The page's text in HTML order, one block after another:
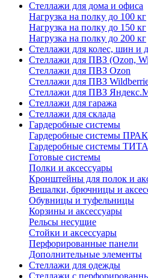
Стеллажи для дома и офиса
Нагрузка на полку до 100 кг
Нагрузка на полку до 150 кг
Нагрузка на полку до 200 кг
Стеллажи для колес, шин и
Стеллажи для ПВЗ (Ozon,
Стеллажи для ПВЗ Ozon
Стеллажи для ПВЗ
Стеллажи для ПВЗ
Стеллажи для гаража
Стеллажи для склада
Гардеробные системы
Гардеробные системы
Гардеробные системы
Готовые системы
Полки и аксессуары
Кронштейны для полок и
Вешалки, брючницы и
Обувницы и туфельницы
Корзины и аксессуары
Рельсы несущие
Стойки и аксессуары
Перфорированные панели
Дополнительные элементы
Стеллажи для одежды
Стеллажи с